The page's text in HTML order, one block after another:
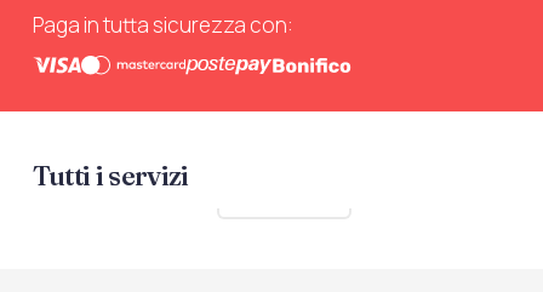
Paga in tutta sicurezza con:
Tutti i servizi